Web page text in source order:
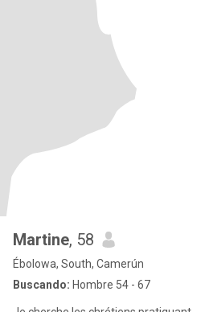
Martine, 58
Ébolowa, South, Camerún
Buscando: Hombre 54 - 67